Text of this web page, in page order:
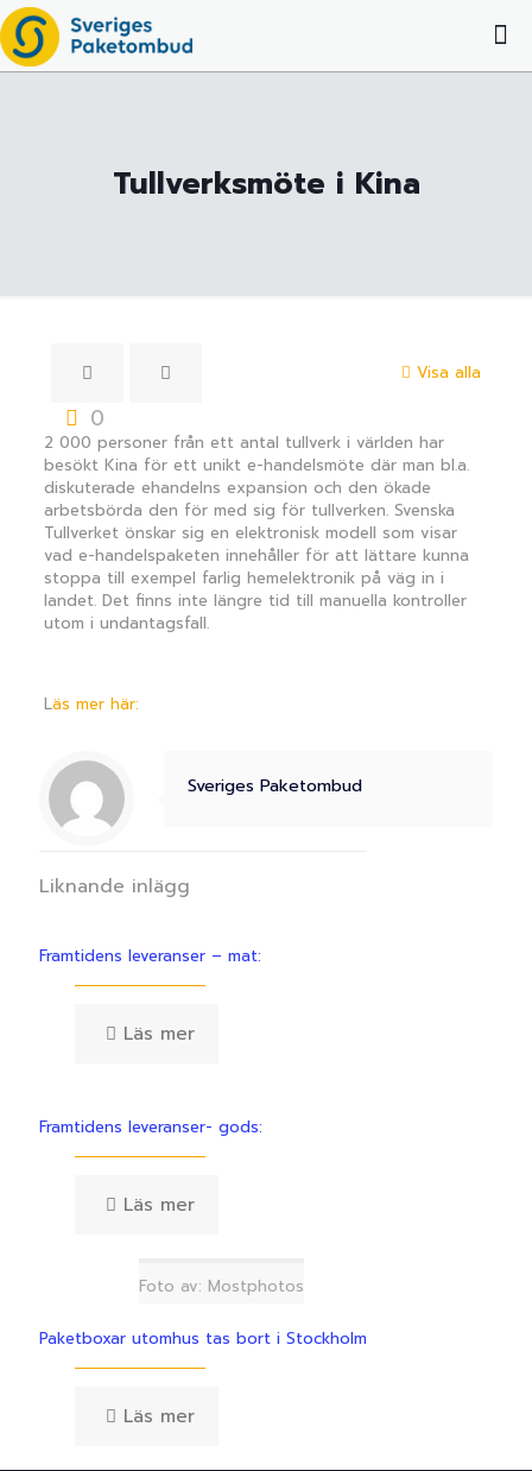
Tullverksmöte i Kina
Visa alla
0
2 000 personer från ett antal tullverk i världen har
besökt Kina för ett unikt e-handelsmöte där man bl.a.
diskuterade ehandelns expansion och den ökade
arbetsbörda den för med sig för tullverken. Svenska
Tullverket önskar sig en elektronisk modell som visar
vad e-handelspaketen innehåller för att lättare kunna
stoppa till exempel farlig hemelektronik på väg in i
landet. Det finns inte längre tid till manuella kontroller
utom i undantagsfall.
Läs mer här:
Sveriges Paketombud
Liknande inlägg
Framtidens leveranser – mat:
Läs mer
Framtidens leveranser- gods:
Läs mer
Foto av: Mostphotos
Paketboxar utomhus tas bort i Stockholm
Läs mer